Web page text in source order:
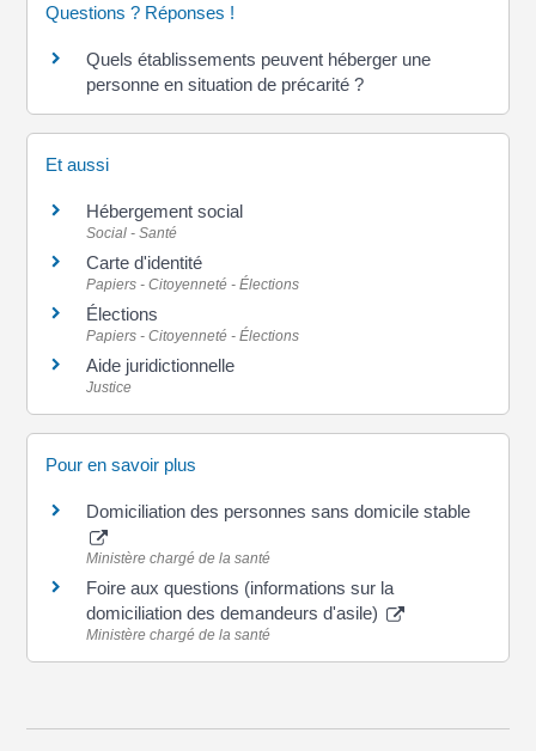
Questions ? Réponses !
Quels établissements peuvent héberger une
personne en situation de précarité ?
Et aussi
Hébergement social
Social - Santé
Carte d'identité
Papiers - Citoyenneté - Élections
Élections
Papiers - Citoyenneté - Élections
Aide juridictionnelle
Justice
Pour en savoir plus
Domiciliation des personnes sans domicile stable
Ministère chargé de la santé
Foire aux questions (informations sur la
domiciliation des demandeurs d'asile)
Ministère chargé de la santé